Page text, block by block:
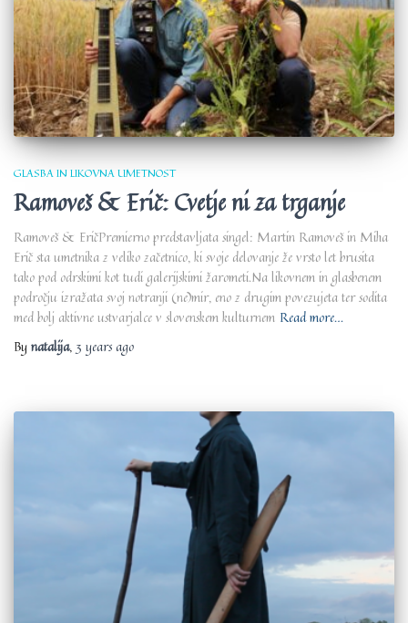
GLASBA IN LIKOVNA UMETNOST
Ramoveš & Erič: Cvetje ni za trganje
Ramoveš & EričPremierno predstavljata singel: Martin Ramoveš in Miha
Erič sta umetnika z veliko začetnico, ki svoje delovanje že vrsto let brusita
tako pod odrskimi kot tudi galerijskimi žarometi.Na likovnem in glasbenem
področju izražata svoj notranji (ne)mir, eno z drugim povezujeta ter sodita
med bolj aktivne ustvarjalce v slovenskem kulturnem Read more…
Bynatalija, 3 yearsago